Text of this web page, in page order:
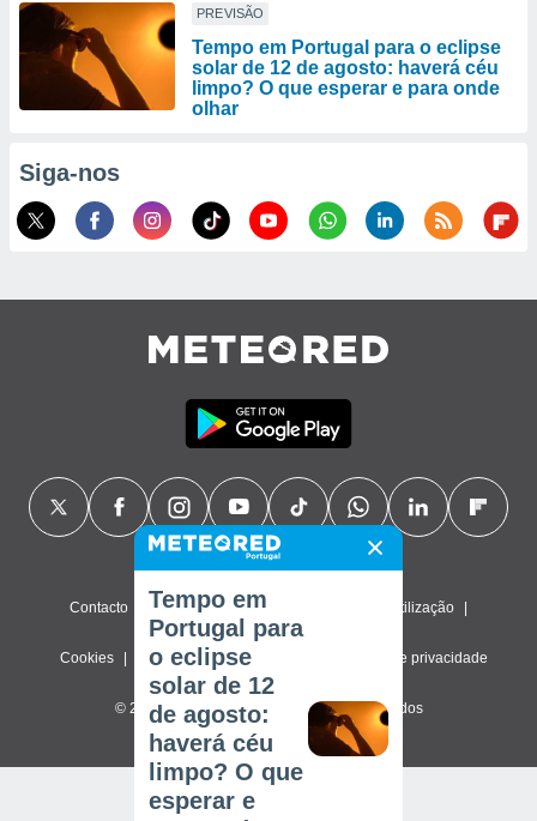
PREVISÃO
Tempo em Portugal para o eclipse
solar de 12 de agosto: haverá céu
limpo? O que esperar e para onde
olhar
Siga-nos
Contacto Sobre nós FAQ Termos de utilização
Cookies Política de privacidade Definições de privacidade
© 2026 Meteored. Todos os direitos reservados
Tempo em
Portugal para
o eclipse
solar de 12
de agosto:
haverá céu
limpo? O que
esperar e